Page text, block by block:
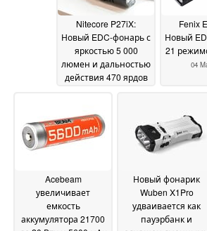
Nitecore P27iX:
Новый EDC-фонарь с
яркостью 5 000
люмен и дальностью
действия 470 ярдов
Fenix
Новый
21
04
Acebeam
увеличивает
емкость
аккумулятора 21700
Новый фонарик
Wuben X1Pro
удваивается как
пауэрбанк и